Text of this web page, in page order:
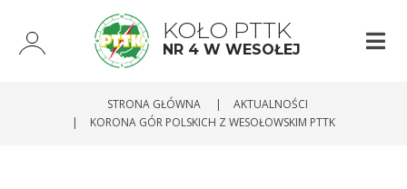
KOŁO PTTK
NR 4 W WESOŁEJ
STRONA GŁÓWNA |
AKTUALNOŚCI
|
KORONA GÓR POLSKICH Z WESOŁOWSKIM PTTK